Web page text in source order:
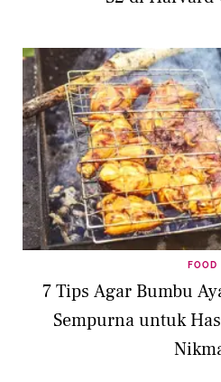
FOOD
7 Tips Agar Bumbu
Sempurna untuk